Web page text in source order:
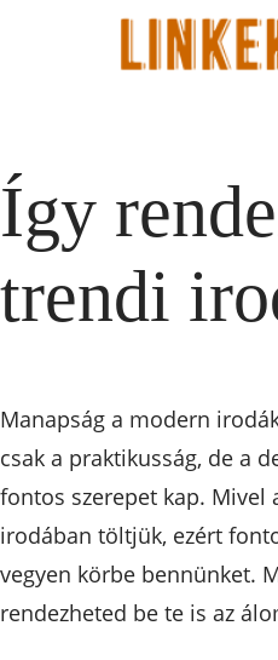
Így
trendi
Manapság a modern
csak a praktikusság, de a
fontos szerepet kap. Mivel
irodában töltjük, ezért
vegyen körbe bennünket.
rendezheted be te is az